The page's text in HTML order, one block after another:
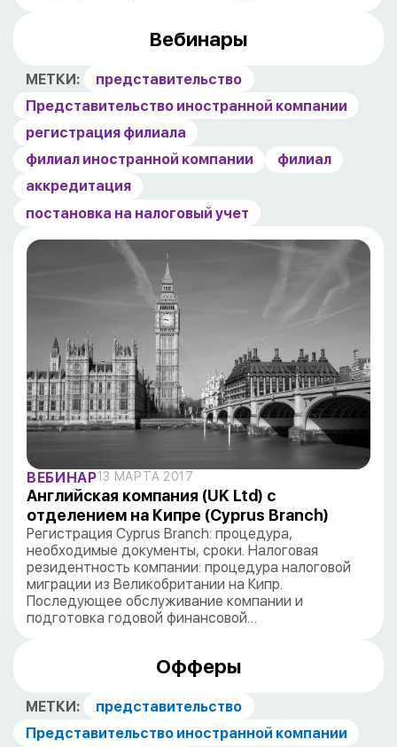
Вебинары
МЕТКИ:
представительство
Представительство иностранной компании
регистрация филиала
филиал иностранной компании
филиал
аккредитация
постановка на налоговый учет
ВЕБИНАР13 МАРТА 2017
Английская компания (UK Ltd) с
отделением на Кипре (Cyprus Branch)
Регистрация Cyprus Branch: процедура,
необходимые документы, сроки. Налоговая
резидентность компании: процедура налоговой
миграции из Великобритании на Кипр.
Последующее обслуживание компании и
подготовка годовой финансовой…
Офферы
МЕТКИ:
представительство
Представительство иностранной компании